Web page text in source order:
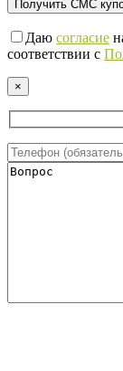
Даю согласие
соответствии с
×